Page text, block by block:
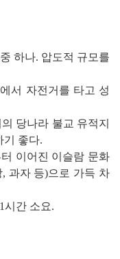
하나. 압도적 규모를
서 자전거를 타고 성
당나라 불교 유적지
기 좋다.
이어진 이슬람 문화
과자 등)으로 가득 차
시간 소요.